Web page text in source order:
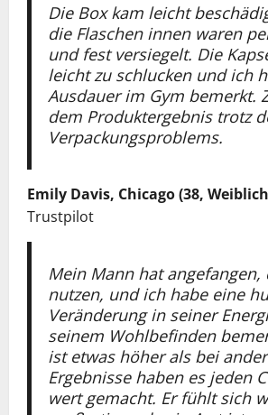
Die Box kam leicht
die Flaschen innen waren
und fest versiegelt. Die
leicht zu schlucken und ich
Ausdauer im Gym bemerkt.
dem Produktergebnis trotz
Verpackungsproblems.
Emily Davis, Chicago (38,
Trustpilot
Mein Mann hat angefangen,
nutzen, und ich habe eine
Veränderung in seiner
seinem Wohlbefinden
ist etwas höher als bei
Ergebnisse haben es jeden
wert gemacht. Er fühlt sich